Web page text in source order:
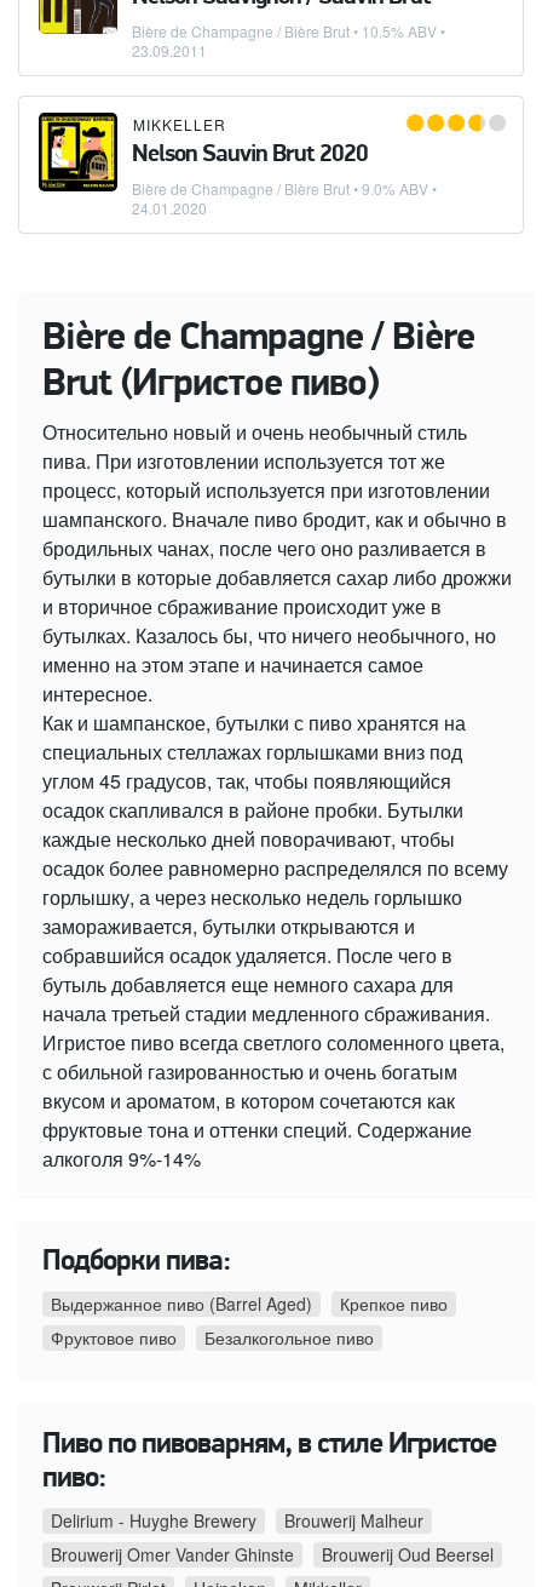
Bière de Champagne / Bière Brut• 10.5% ABV •
23.09.2011
MIKKELLER
Nelson Sauvin Brut 2020
Bière de Champagne / Bière Brut• 9.0% ABV •
24.01.2020
Bière de Champagne / Bière
Brut (Игристое пиво)
Относительно новый и очень необычный стиль
пива. При изготовлении используется тот же
процесс, который используется при изготовлении
шампанского. Вначале пиво бродит, как и обычно в
бродильных чанах, после чего оно разливается в
бутылки в которые добавляется сахар либо дрожжи
и вторичное сбраживание происходит уже в
бутылках. Казалось бы, что ничего необычного, но
именно на этом этапе и начинается самое
интересное.
Как и шампанское, бутылки с пиво хранятся на
специальных стеллажах горлышками вниз под
углом 45 градусов, так, чтобы появляющийся
осадок скапливался в районе пробки. Бутылки
каждые несколько дней поворачивают, чтобы
осадок более равномерно распределялся по всему
горлышку, а через несколько недель горлышко
замораживается, бутылки открываются и
собравшийся осадок удаляется. После чего в
бутыль добавляется еще немного сахара для
начала третьей стадии медленного сбраживания.
Игристое пиво всегда светлого соломенного цвета,
с обильной газированностью и очень богатым
вкусом и ароматом, в котором сочетаются как
фруктовые тона и оттенки специй. Содержание
алкоголя 9%-14%
Подборки пива:
Выдержанное пиво (Barrel Aged)
Крепкое пиво
Фруктовое пиво
Безалкогольное пиво
Пиво по пивоварням, в стиле Игристое
пиво:
Delirium - Huyghe Brewery
Brouwerij Malheur
Brouwerij Omer Vander Ghinste
Brouwerij Oud Beersel